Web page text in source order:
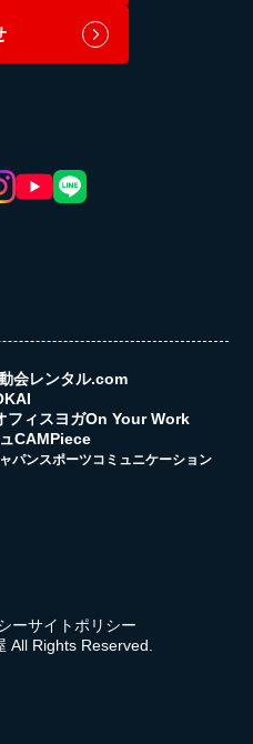
会レンタル.com
フィスヨガOn Your Work
CAMPiece
ャパンスポーツコミュニケーション
ーサイトポリシー
All Rights Reserved.